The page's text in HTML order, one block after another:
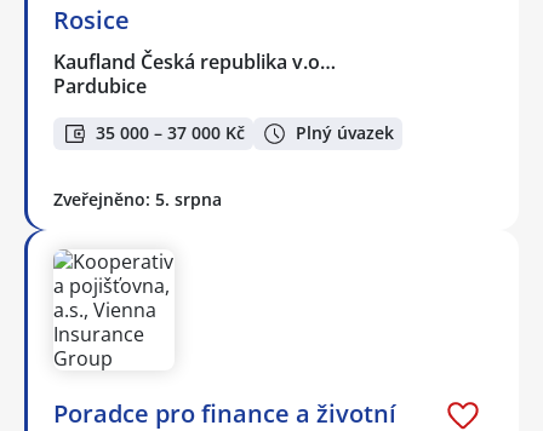
Rosice
Kaufland Česká republika v.o…
Pardubice
35 000 – 37 000 Kč Plný úvazek
Zveřejněno: 5. srpna
Poradce pro finance a životní